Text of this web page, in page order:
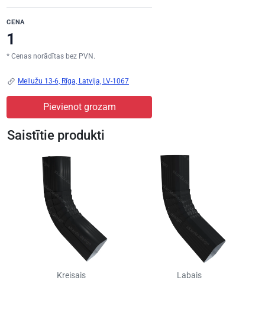
CENA
* Cenas norādītas bez PVN.
Mellužu 13-6, Rīga, Latvija, LV-1067
Pievienot grozam
Saistītie produkti
Kreisais Labais